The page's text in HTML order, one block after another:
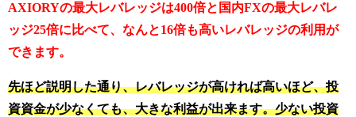
AXIORYの最大レバレッジは400倍と国内FXの最大レバレ
ッジ25倍に比べて、なんと16倍も高いレバレッジの利用が
できます。
先ほど説明した通り、レバレッジが高ければ高いほど、投
資資金が少なくても、大きな利益が出来ます。少ない投資